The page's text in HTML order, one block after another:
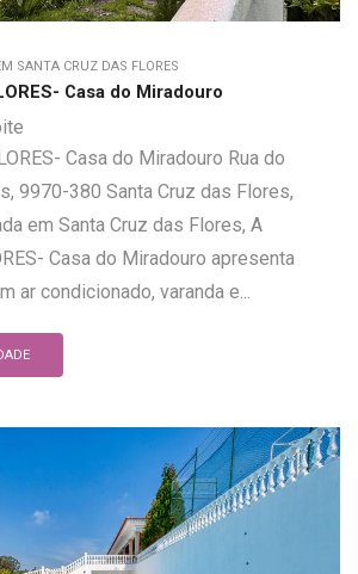
SANTA CRUZ DAS FLORES
Casa do Miradouro
Casa do Miradouro Rua do
9970-380 Santa Cruz das Flores,
em Santa Cruz das Flores, A
Casa do Miradouro apresenta
ar condicionado, varanda e...